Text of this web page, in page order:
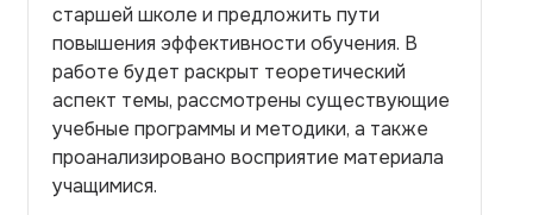
старшей школе и предложить пути
повышения эффективности обучения. В
работе будет раскрыт теоретический
аспект темы, рассмотрены существующие
учебные программы и методики, а также
проанализировано восприятие материала
учащимися.